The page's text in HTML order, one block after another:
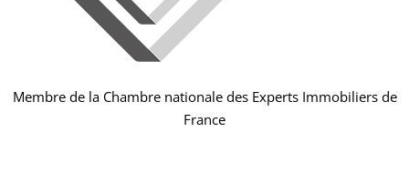
Membre de la Chambre nationale des Experts Immobiliers de
France